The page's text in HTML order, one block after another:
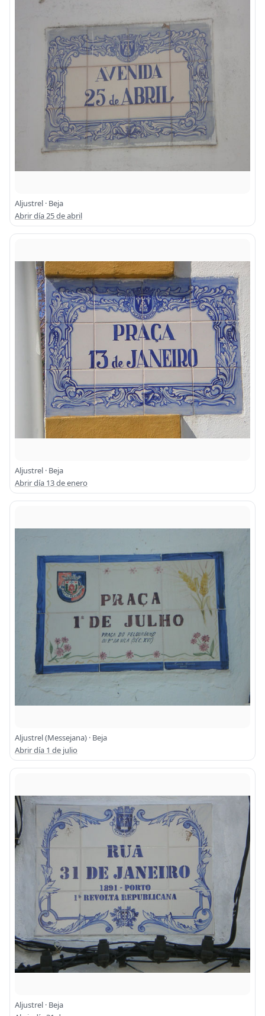
Aljustrel · Beja
Abrir día 25 de abril
Aljustrel · Beja
Abrir día 13 de enero
Aljustrel (Messejana) · Beja
Abrir día 1 de julio
Aljustrel · Beja